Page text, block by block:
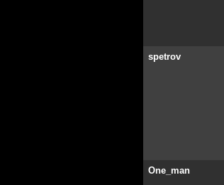
spetrov
One_man